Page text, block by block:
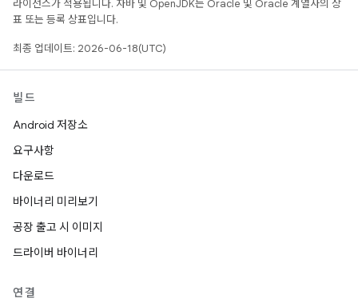
라이선스가 적용됩니다. 자바 및 OpenJDK는 Oracle 및 Oracle 계열사의 상
표 또는 등록 상표입니다.
최종 업데이트: 2026-06-18(UTC)
빌드
Android 저장소
요구사항
다운로드
바이너리 미리보기
공장 출고 시 이미지
드라이버 바이너리
연결